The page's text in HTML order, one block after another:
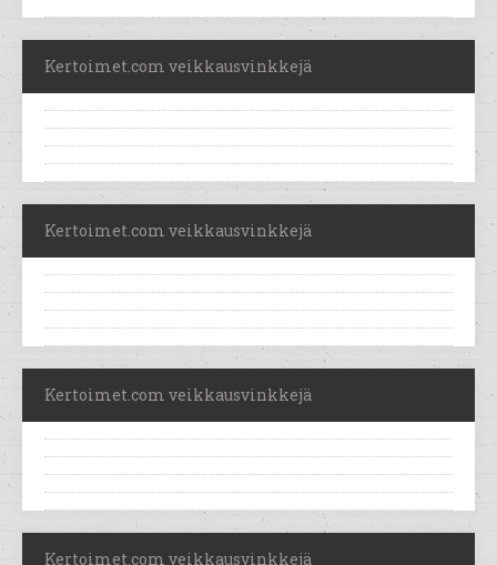
Kertoimet.com veikkausvinkkejä
Kertoimet.com veikkausvinkkejä
Kertoimet.com veikkausvinkkejä
Kertoimet.com veikkausvinkkejä